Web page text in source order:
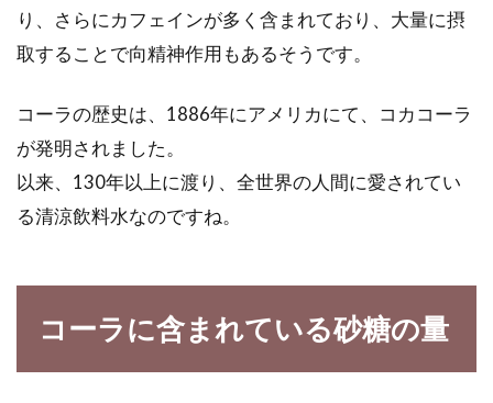
を作るための定義とは
の定義に沿って作る必要があります。そこで今
回は、有...
「味噌豚丼」は秩父の名物！お土産
り、さらにカフェインが多く含まれており、大量に摂
取することで向精神作用もあるそうです。
コーラの歴史は、1886年にアメリカにて、コカコーラ
が発明されました。
以来、130年以上に渡り、全世界の人間に愛されてい
る清涼飲料水なのですね。
コーラに含まれている砂糖の量